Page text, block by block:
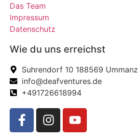
Das Team
Impressum
Datenschutz
Wie du uns erreichst
Suhrendorf 10 188569 Ummanz
info@deafventures.de
+491726618994